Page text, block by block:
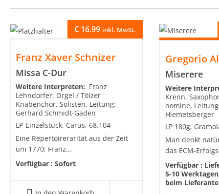
Franz Xaver Schnizer
Missa C-Dur
€ 16.99 inkl. MwSt.
Weitere Interpreten: Franz
Lehndorfer, Orgel / Tölzer
Knabenchor, Solisten, Leitung:
Gerhard Schmidt-Gaden
LP-Einzelstück, Carus, 68.104
Eine Repertoirerarität aus der Zeit
um 1770; Franz...
Verfügbar : Sofort
Gregorio
Miserere
Weitere
Krenn,
nomine,
Hiemetsberger
LP 180g,
Man denkt
das ECM-
Verfügbar :
5-10
beim